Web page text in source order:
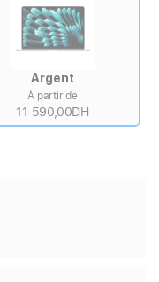
Argent
À partir de
11 590,00DH